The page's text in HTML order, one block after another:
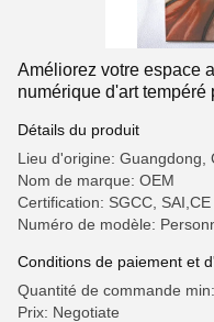
Améliorez votre espace
numérique d'art
Détails du produit
Lieu d'origine: Guangdong,
Nom de marque: OEM
Certification: SGCC, SAI,CE
Numéro de modèle:
Conditions de paiement et
Quantité de commande
Prix: Negotiate